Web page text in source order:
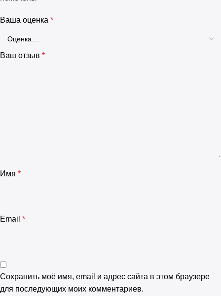
Ваша оценка *
Ваш отзыв *
Имя *
Email *
Сохранить моё имя, email и адрес сайта в этом браузере
для последующих моих комментариев.